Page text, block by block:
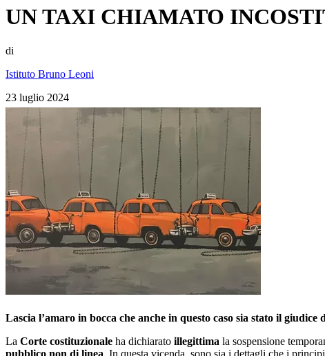
UN TAXI CHIAMATO
di
Istituto Bruno Leoni
23 luglio 2024
Lascia l’amaro in bocca che anche in questo caso sia stato il
La Corte costituzionale ha dichiarato illegittima la sospensione
pubblico non di linea. In questa vicenda, sono sia i dettagli che i